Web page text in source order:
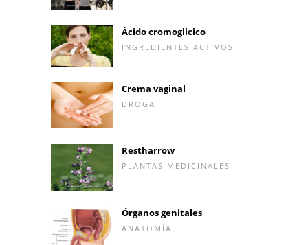
Ácido cromoglicico
INGREDIENTES ACTIVOS
Crema vaginal
DROGA
Restharrow
PLANTAS MEDICINALES
Órganos genitales
ANATOMÍA